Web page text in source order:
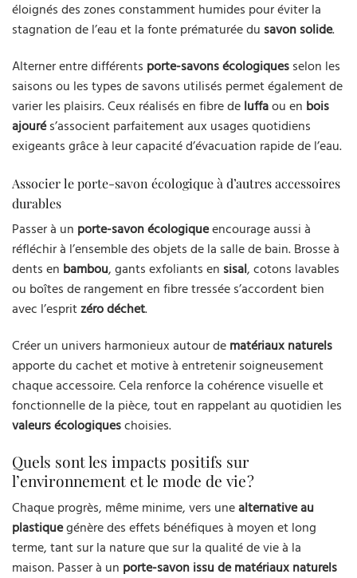
éloignés des zones constamment humides pour éviter la
stagnation de l’eau et la fonte prématurée du savon solide.
Alterner entre différents porte-savons écologiques selon les
saisons ou les types de savons utilisés permet également de
varier les plaisirs. Ceux réalisés en fibre de luffaou en bois
ajourés’associent parfaitement aux usages quotidiens
exigeants grâce à leur capacité d’évacuation rapide de l’eau.
Associer le porte-savon écologique à d’autres accessoires
durables
Passer à un porte-savon écologiqueencourage aussi à
réfléchir à l’ensemble des objets de la salle de bain. Brosse à
dents en bambou, gants exfoliants en sisal, cotons lavables
ou boîtes de rangement en fibre tressée s’accordent bien
avec l’espritzéro déchet.
Créer un univers harmonieux autour de matériaux naturels
apporte du cachet et motive à entretenir soigneusement
chaque accessoire. Cela renforce la cohérence visuelle et
fonctionnelle de la pièce, tout en rappelant au quotidien les
valeurs écologiqueschoisies.
Quels sont les impacts positifs sur
l’environnement et le mode de vie ?
Chaque progrès, même minime, vers unealternative au
plastiquegénère des effets bénéfiques à moyen et long
terme, tant sur la nature que sur la qualité de vie à la
maison. Passer à un porte-savon issu de matériaux naturels